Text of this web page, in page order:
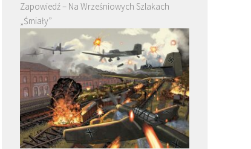
Zapowiedź – Na Wrześniowych Szlakach
„Śmiały”